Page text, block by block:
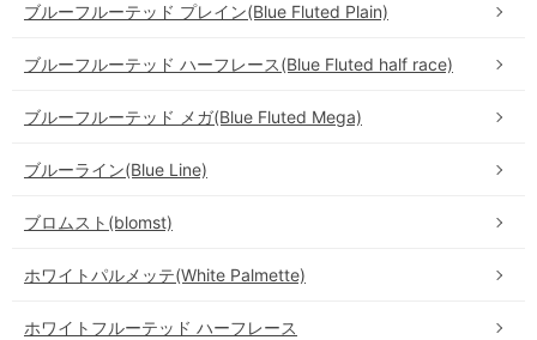
ブルーフルーテッド プレイン(Blue Fluted Plain)
ブルーフルーテッド ハーフレース(Blue Fluted half race)
ブルーフルーテッド メガ(Blue Fluted Mega)
ブルーライン(Blue Line)
ブロムスト(blomst)
ホワイトパルメッテ(White Palmette)
ホワイトフルーテッド ハーフレース